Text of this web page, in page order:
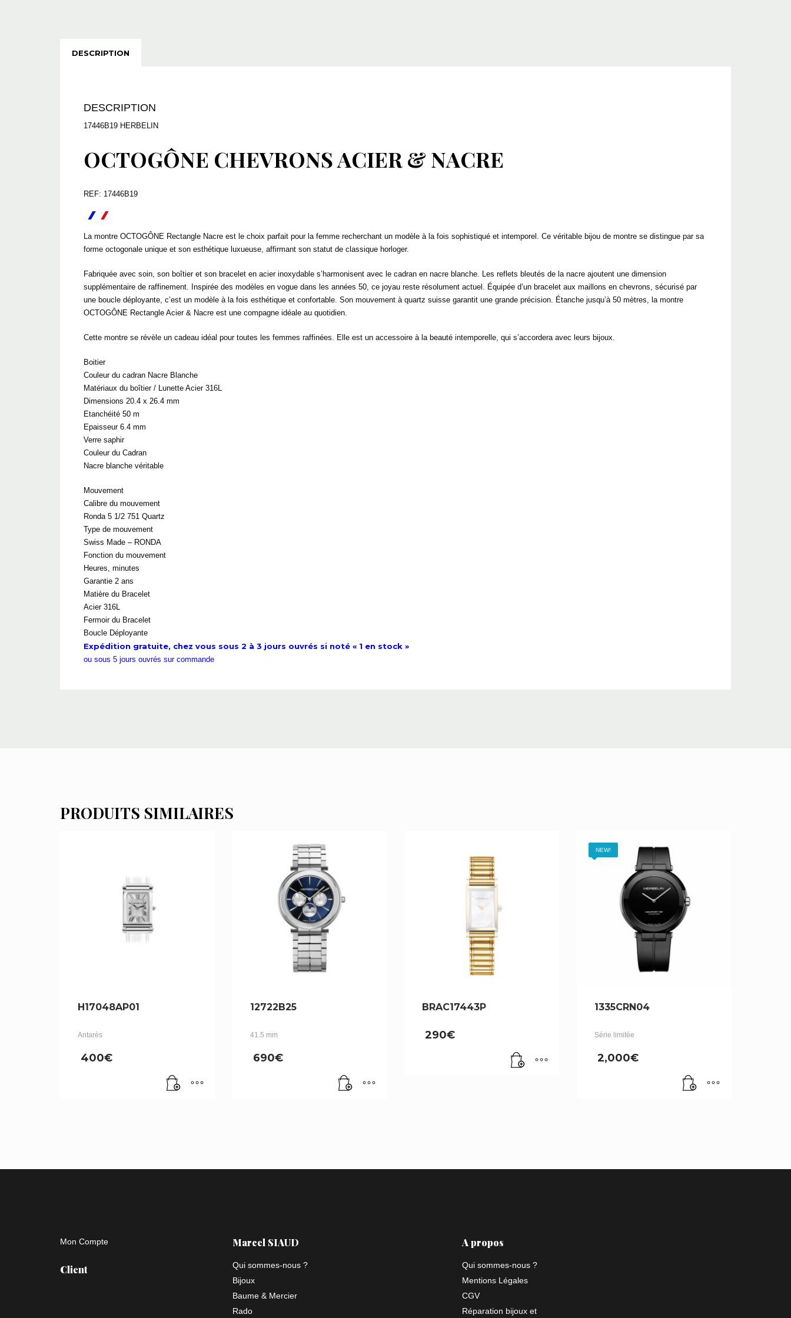
DESCRIPTION
DESCRIPTION
17446B19 HERBELIN
OCTOGÔNE CHEVRONS ACIER & NACRE
REF: 17446B19
La montre OCTOGÔNE Rectangle Nacre est le choix parfait pour la femme recherchant un modèle à la fois sophistiqué et intemporel. Ce véritable bijou de montre se distingue par sa
forme octogonale unique et son esthétique luxueuse, affirmant son statut de classique horloger.
Fabriquée avec soin, son boîtier et son bracelet en acier inoxydable s’harmonisent avec le cadran en nacre blanche. Les reflets bleutés de la nacre ajoutent une dimension
supplémentaire de raffinement. Inspirée des modèles en vogue dans les années 50, ce joyau reste résolument actuel. Équipée d’un bracelet aux maillons en chevrons, sécurisé par
une boucle déployante, c’est un modèle à la fois esthétique et confortable. Son mouvement à quartz suisse garantit une grande précision. Étanche jusqu’à 50 mètres, la montre
OCTOGÔNE Rectangle Acier & Nacre est une compagne idéale au quotidien.
Cette montre se révèle un cadeau idéal pour toutes les femmes raffinées. Elle est un accessoire à la beauté intemporelle, qui s’accordera avec leurs bijoux.
Boitier
Couleur du cadran Nacre Blanche
Matériaux du boîtier / Lunette Acier 316L
Dimensions 20.4 x 26.4 mm
Etanchéité 50 m
Epaisseur 6.4 mm
Verre saphir
Couleur du Cadran
Nacre blanche véritable
Mouvement
Calibre du mouvement
Ronda 5 1/2 751 Quartz
Type de mouvement
Swiss Made – RONDA
Fonction du mouvement
Heures, minutes
Garantie 2 ans
Matière du Bracelet
Acier 316L
Fermoir du Bracelet
Boucle Déployante
Expédition gratuite, chez vous sous 2 à 3 jours ouvrés si noté « 1 en stock »
ou sous 5 jours ouvrés sur commande
PRODUITS SIMILAIRES
H17048AP01
Antarès
400€
12722B25
41.5 mm
690€
BRAC17443P
290€
NEW!
1335CRN04
Série limitée
2,000€
Mon Compte
Client
Marcel SIAUD
Qui sommes-nous ?
Bijoux
Baume & Mercier
Rado
A propos
Qui sommes-nous ?
Mentions Légales
CGV
Réparation bijoux et